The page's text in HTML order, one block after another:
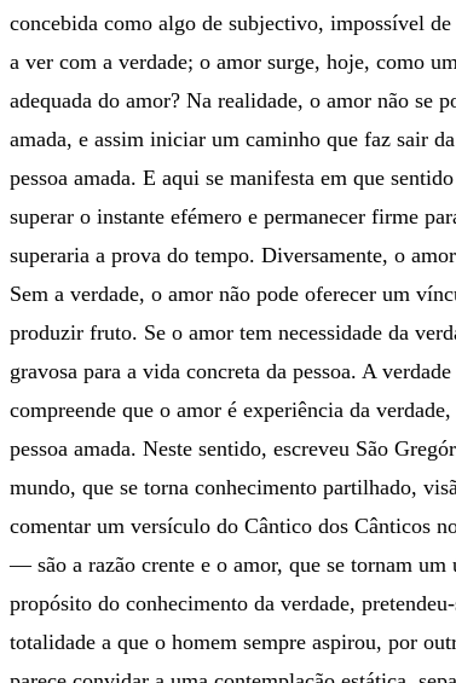
concebida como algo de subjectivo, impossível
a ver com a verdade; o amor surge, hoje, como
adequada do amor? Na realidade, o amor não se
amada, e assim iniciar um caminho que faz sair
pessoa amada. E aqui se manifesta em que
superar o instante efémero e permanecer firme
superaria a prova do tempo. Diversamente, o
Sem a verdade, o amor não pode oferecer um
produzir fruto. Se o amor tem necessidade da
gravosa para a vida concreta da pessoa. A
compreende que o amor é experiência da
pessoa amada. Neste sentido, escreveu São
mundo, que se torna conhecimento partilhado,
comentar um versículo do Cântico dos Cânticos
— são a razão crente e o amor, que se tornam
propósito do conhecimento da verdade,
totalidade a que o homem sempre aspirou, por